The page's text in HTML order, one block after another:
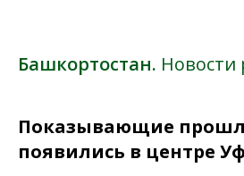
Башкортостан. Новости
Показывающие
появились в центре